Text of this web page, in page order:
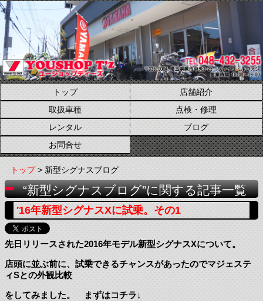
トップ
店舗紹介
取扱車種
点検・修理
レンタル
ブログ
お問合せ
トップ> 新型シグナスブログ
“新型シグナスブログ”に関する記事一覧
′16年新型シグナスXに試乗。その1
先日リリースされた2016年モデル新型シグナスXについて。
店頭に並ぶ前に、試乗できるチャンスがあったのでマジェステ
ィSとの外観比較
をしてみました。 まずはコチラ↓